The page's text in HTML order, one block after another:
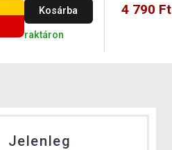
Kosárba
raktáron
4 790 Ft
Jelenleg